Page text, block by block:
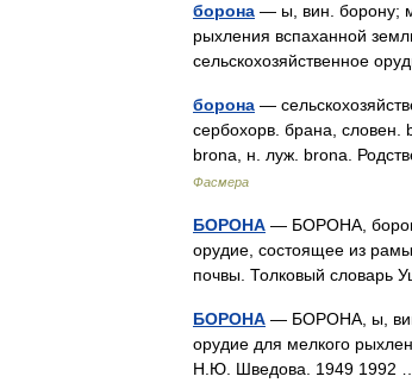
борона — ы, вин. борону;
рыхления вспаханной
сельскохозяйственное
борона —
сербохорв. брана, словен.
brona, н. луж. brona.
Фасмера
БОРОНА — БОРОНА,
орудие, состоящее из
почвы. Толковый словарь
БОРОНА — БОРОНА, ы,
орудие для мелкого
Н.Ю. Шведова. 1949 1992